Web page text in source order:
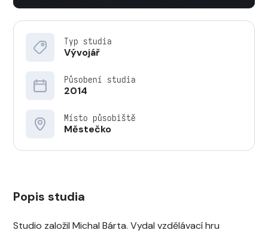
Typ studia
Vývojář
Působení studia
2014
Místo působiště
Městečko
Popis studia
Studio založil Michal Bárta. Vydal vzdělávací hru